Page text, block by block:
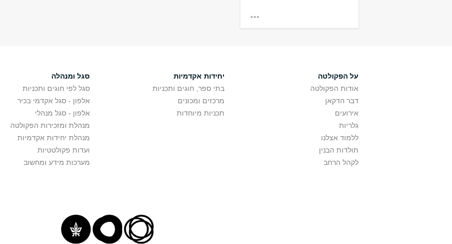
רשתות חברתיות
על הפקולטה
אודות הפקולטה
דבר הדקאן
אירועים
גלריות
ללמוד אצלנו
תולדות הבנין
לקהל הרחב
יחידות אקדמיות
בתי ספר, חוגים ותכניות
מרכזים ומכונים
תכניות מיוחדות
סגל ומנהלה
סגל לפי חוגים ותכניות
אלפון - סגל אקדמי בכיר
אלפון - סגל מנהלי
מנהלת ומזכירות הפקולטה
מנהלת יחידות אקדמיות
ועדות פקולטטיות
מערכות מידע ומחשוב